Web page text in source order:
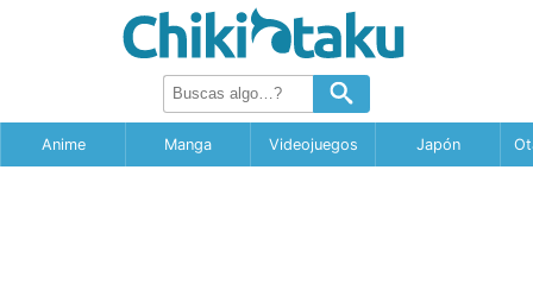
Anime Manga Videojuegos Japón